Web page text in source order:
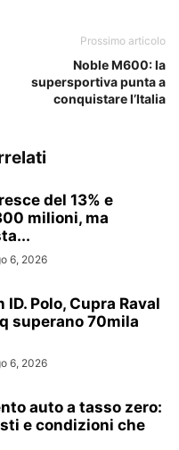
Prossimo articolo
Noble M600: la
supersportiva punta a
conquistare l’Italia
del 13% e
milioni, ma
6, 2026
Polo, Cupra Raval
superano 70mila
6, 2026
auto a tasso zero:
e condizioni che